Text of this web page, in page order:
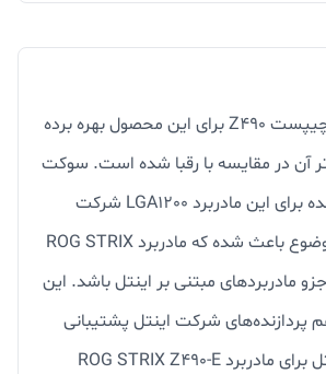
شرکت ایسوس از چیپست Z490 برای این محصول بهره برده
آن در مقایسه با رقبا شده است. سوکت
پردازنده‌ی تعبیه شده برای این مادربرد LGA1200 شرکت
اینتل است. این موضوع باعث شده که مادربرد ROG STRIX
Z490-E GAMING جزو مادربردهای مبتنی بر اینتل باشد. این
شرکت اینتل پشتیبانی
می‌کند. شرکت اینتل برای مادربرد ROG STRIX Z490-E